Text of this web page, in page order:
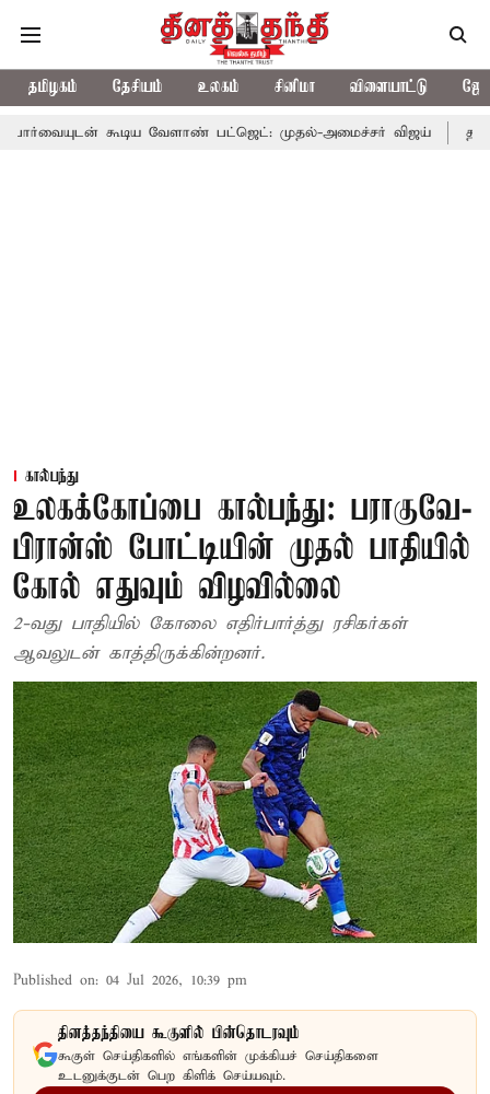
தமிழகம் தேசியம் உலகம் சினிமா விளையாட்டு
வேளாண் பட்ஜெட்: முதல்-அமைச்சர் விஜய் தமிழக
கால்பந்து
உலகக்கோப்பை கால்பந்து: பராகுவே-
பிரான்ஸ் போட்டியின் முதல் பாதியில்
கோல் எதுவும் விழவில்லை
2-வது பாதியில் கோலை எதிர்பார்த்து ரசிகர்கள்
ஆவலுடன் காத்திருக்கின்றனர்.
Published on: 04 Jul 2026, 10:39 pm
தினத்தந்தியை கூகுளில் பின்தொடரவும்
கூகுள் செய்திகளில் எங்களின் முக்கியச் செய்திகளை
உடனுக்குடன் பெற கிளிக் செய்யவும்.